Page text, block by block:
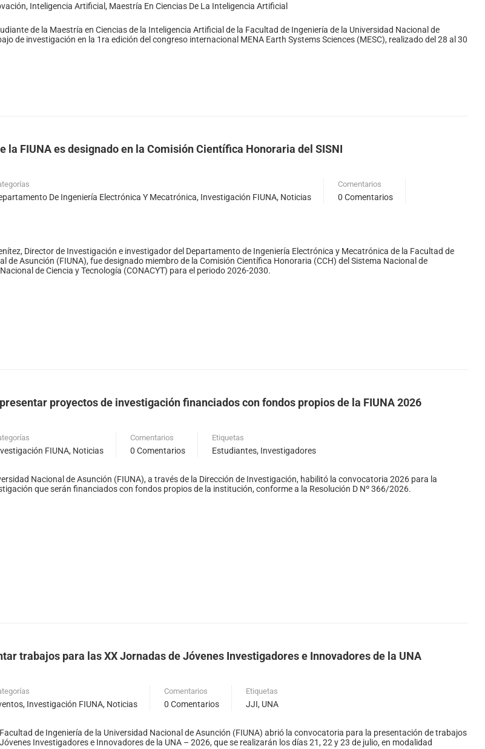
, Inteligencia Artificial, Maestría En Ciencias De La Inteligencia Artificial
de la Maestría en Ciencias de la Inteligencia Artificial de la Facultad de Ingeniería de la Universidad Nacional de
de investigación en la 1ra edición del congreso internacional MENA Earth Systems Sciences (MESC), realizado del 28 al 30
la FIUNA es designado en la Comisión Científica Honoraria del SISNI
De Ingeniería Electrónica Y Mecatrónica, Investigación FIUNA, Noticias
Comentarios
0 Comentarios
Director de Investigación e investigador del Departamento de Ingeniería Electrónica y Mecatrónica de la Facultad de
de Asunción (FIUNA), fue designado miembro de la Comisión Científica Honoraria (CCH) del Sistema Nacional de
de Ciencia y Tecnología (CONACYT) para el periodo 2026-2030.
proyectos de investigación financiados con fondos propios de la FIUNA 2026
FIUNA, Noticias
Comentarios
0 Comentarios
Etiquetas
Estudiantes, Investigadores
Nacional de Asunción (FIUNA), a través de la Dirección de Investigación, habilitó la convocatoria 2026 para la
que serán financiados con fondos propios de la institución, conforme a la Resolución D Nº 366/2026.
trabajos para las XX Jornadas de Jóvenes Investigadores e Innovadores de la UNA
, Investigación FIUNA, Noticias
Comentarios
0 Comentarios
Etiquetas
JJI, UNA
de Ingeniería de la Universidad Nacional de Asunción (FIUNA) abrió la convocatoria para la presentación de trabajos
Investigadores e Innovadores de la UNA – 2026, que se realizarán los días 21, 22 y 23 de julio, en modalidad